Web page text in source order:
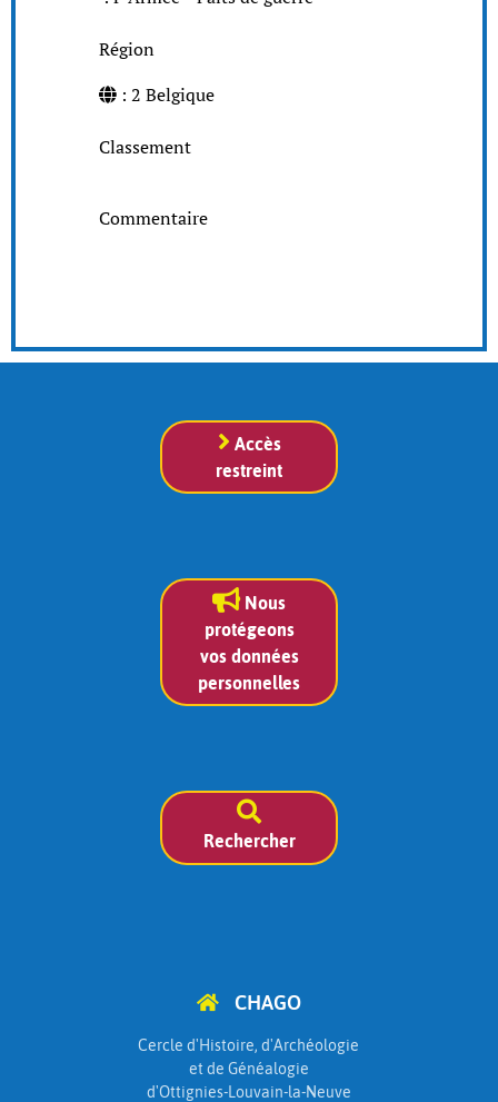
Région
: 2 Belgique
Classement
Commentaire
Accès
restreint
Nous
protégeons
vos données
personnelles
Rechercher
CHAGO
Cercle d'Histoire, d'Archéologie
et de Généalogie
d'Ottignies-Louvain-la-Neuve